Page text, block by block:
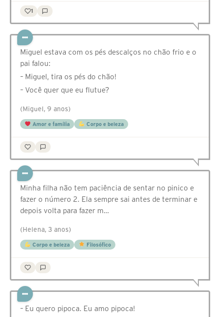
1
Miguel estava com os pés descalços no chão frio e o
pai falou:
– Miguel, tira os pés do chão!
– Você quer que eu flutue?
(Miguel, 9 anos)
Amor e família Corpo e beleza
Minha filha não tem paciência de sentar no pinico e
fazer o número 2. Ela sempre sai antes de terminar e
depois volta para fazer m…
(Helena, 3 anos)
Corpo e beleza Filosófico
– Eu quero pipoca. Eu amo pipoca!